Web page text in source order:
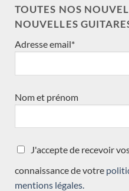
Nouveau
TOUTES NOS
NOUVELLES
Adresse email*
Nom et prénom
J'accepte de recevoir
connaissance de votre
mentions légales.